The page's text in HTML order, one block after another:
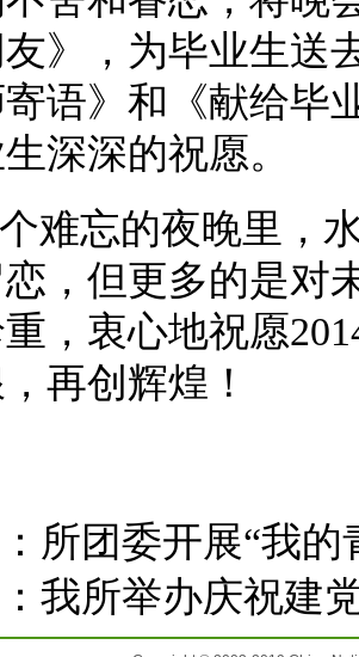
》，为毕业生送
寄语》和《献给
深深的祝愿。
难忘的夜晚里，
，但更多的是对
，衷心地祝愿
再创辉煌！
所团委开展“我
我所举办庆祝建